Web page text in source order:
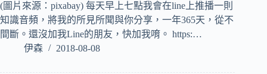
(圖片來源：pixabay) 每天早上七點我會在line上推播一則
知識音頻，將我的所見所聞與你分享，一年365天，從不
間斷。還沒加我Line的朋友，快加我唷。 https:…
伊森
2018-08-08